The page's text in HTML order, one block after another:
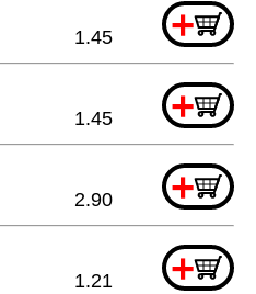
+
1.45
+
1.45
+
2.90
+
1.21